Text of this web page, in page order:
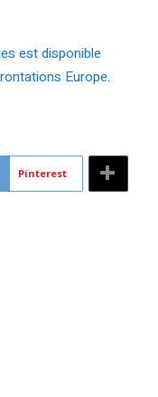
est disponible
Europe.
Pinterest